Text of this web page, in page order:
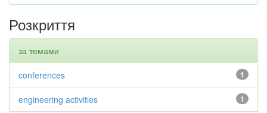
Розкриття
за темами
1
conferences
1
engineering activities